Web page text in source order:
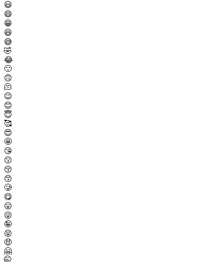
😃
😄
😁
😆
😅
🤣
😂
🙂
🙃
🫠
😉
😊
😇
🥰
😍
🤩
😘
😗
😚
😙
🥲
😋
😛
😜
🤪
😝
🤑
🤗
🤭